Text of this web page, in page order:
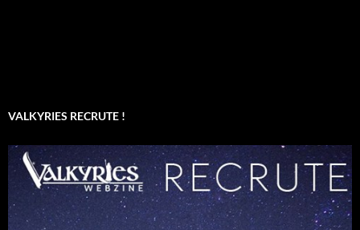
VALKYRIES RECRUTE !